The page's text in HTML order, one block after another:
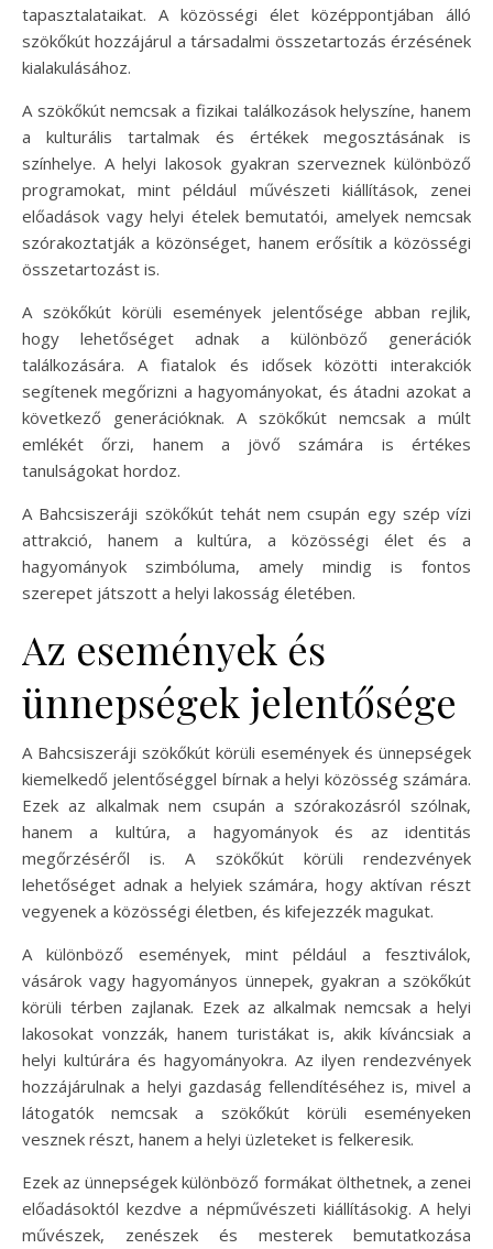
tapasztalataikat. A közösségi élet középpontjában álló
szökőkút hozzájárul a társadalmi összetartozás érzésének
kialakulásához.
A szökőkút nemcsak a fizikai találkozások helyszíne, hanem
a kulturális tartalmak és értékek megosztásának is
színhelye. A helyi lakosok gyakran szerveznek különböző
programokat, mint például művészeti kiállítások, zenei
előadások vagy helyi ételek bemutatói, amelyek nemcsak
szórakoztatják a közönséget, hanem erősítik a közösségi
összetartozást is.
A szökőkút körüli események jelentősége abban rejlik,
hogy lehetőséget adnak a különböző generációk
találkozására. A fiatalok és idősek közötti interakciók
segítenek megőrizni a hagyományokat, és átadni azokat a
következő generációknak. A szökőkút nemcsak a múlt
emlékét őrzi, hanem a jövő számára is értékes
tanulságokat hordoz.
A Bahcsiszeráji szökőkút tehát nem csupán egy szép vízi
attrakció, hanem a kultúra, a közösségi élet és a
hagyományok szimbóluma, amely mindig is fontos
szerepet játszott a helyi lakosság életében.
Az események és
ünnepségek jelentősége
A Bahcsiszeráji szökőkút körüli események és ünnepségek
kiemelkedő jelentőséggel bírnak a helyi közösség számára.
Ezek az alkalmak nem csupán a szórakozásról szólnak,
hanem a kultúra, a hagyományok és az identitás
megőrzéséről is. A szökőkút körüli rendezvények
lehetőséget adnak a helyiek számára, hogy aktívan részt
vegyenek a közösségi életben, és kifejezzék magukat.
A különböző események, mint például a fesztiválok,
vásárok vagy hagyományos ünnepek, gyakran a szökőkút
körüli térben zajlanak. Ezek az alkalmak nemcsak a helyi
lakosokat vonzzák, hanem turistákat is, akik kíváncsiak a
helyi kultúrára és hagyományokra. Az ilyen rendezvények
hozzájárulnak a helyi gazdaság fellendítéséhez is, mivel a
látogatók nemcsak a szökőkút körüli eseményeken
vesznek részt, hanem a helyi üzleteket is felkeresik.
Ezek az ünnepségek különböző formákat ölthetnek, a zenei
előadásoktól kezdve a népművészeti kiállításokig. A helyi
művészek, zenészek és mesterek bemutatkozása